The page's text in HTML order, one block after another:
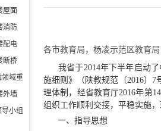
各市教育局，杨凌示范区教育
我省于2014年下半年启动了
施细则》（陕教规范〔2016〕
理体制，经省教育厅2016年第
组织工作顺利交接，平稳实施
一、指导思想
屋面
公告
消防
火门
配电
断桥
安装招
领域重
外墙
小组